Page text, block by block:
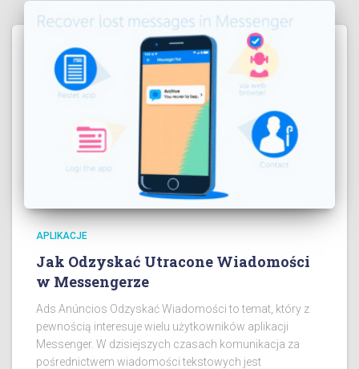
APLIKACJE
Jak Odzyskać Utracone Wiadomości
w Messengerze
Ads Anúncios Odzyskać Wiadomości to temat, który z
pewnością interesuje wielu użytkowników aplikacji
Messenger. W dzisiejszych czasach komunikacja za
pośrednictwem wiadomości tekstowych jest